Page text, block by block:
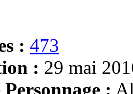
: 473
: 29 mai
: